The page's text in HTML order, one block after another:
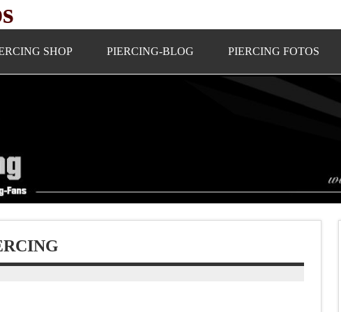
SHOP PIERCING-BLOG PIERCING FOTOS